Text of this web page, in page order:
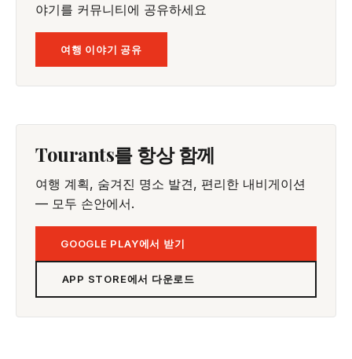
야기를 커뮤니티에 공유하세요
여행 이야기 공유
Tourants를 항상 함께
여행 계획, 숨겨진 명소 발견, 편리한 내비게이션
— 모두 손안에서.
GOOGLE PLAY에서 받기
APP STORE에서 다운로드